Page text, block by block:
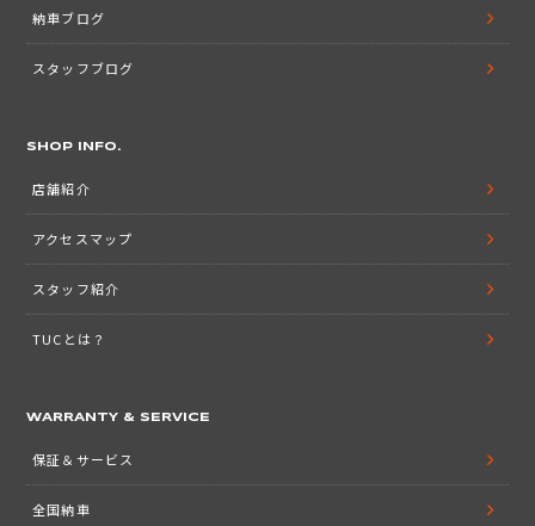
納車ブログ
スタッフブログ
SHOP INFO.
店舗紹介
アクセスマップ
スタッフ紹介
TUCとは？
WARRANTY & SERVICE
保証＆サービス
全国納車